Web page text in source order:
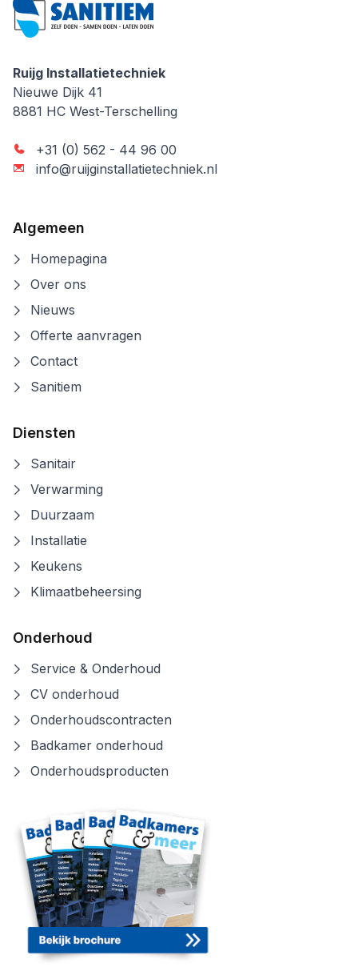
Ruijg Installatietechniek
Ruijg Installatietechniek
Nieuwe Dijk 41
8881 HC West-Terschelling
+31 (0) 562 - 44 96 00
info@ruijginstallatietechniek.nl
Algemeen
Homepagina
Over ons
Nieuws
Offerte aanvragen
Contact
Sanitiem
Diensten
Sanitair
Verwarming
Duurzaam
Installatie
Keukens
Klimaatbeheersing
Onderhoud
Service & Onderhoud
CV onderhoud
Onderhoudscontracten
Badkamer onderhoud
Onderhoudsproducten